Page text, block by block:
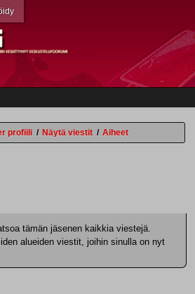
profiili / Näytä viestit / Aiheet
tämän jäsenen kaikkia viestejä.
alueiden viestit, joihin sinulla on nyt